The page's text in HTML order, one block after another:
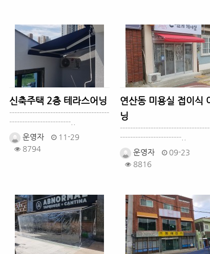
신축주택 2층 테라스어닝
---------------------------------------
------------------------..
운영자
11-29
8794
연산동 미용실 접이식
닝
------------------------..
운영자
09-23
8816